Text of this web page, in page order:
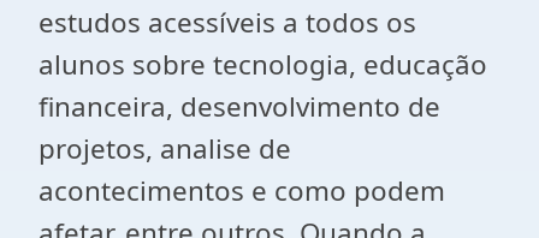
estudos acessíveis a todos os
alunos sobre tecnologia, educação
financeira, desenvolvimento de
projetos, analise de
acontecimentos e como podem